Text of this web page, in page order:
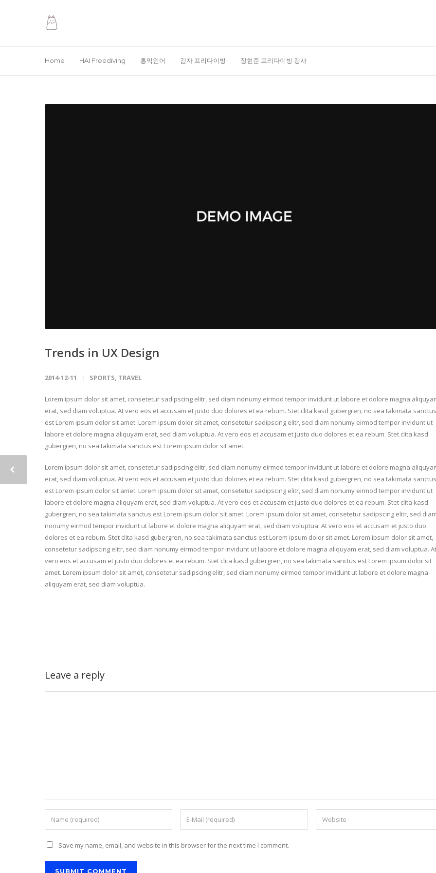
Home HAI Freediving 홍익인어 감자 프리다이빙 장현준 프리다이빙 강사
Trends in UX Design
2014-12-11 SPORTS, TRAVEL
Lorem ipsum dolor sit amet, consetetur sadipscing elitr, sed diam nonumy eirmod tempor invidunt ut labore et dolore magna
erat, sed diam voluptua. At vero eos et accusam et justo duo dolores et ea rebum. Stet clita kasd gubergren, no sea takimata sanctus
est Lorem ipsum dolor sit amet. Lorem ipsum dolor sit amet, consetetur sadipscing elitr, sed diam nonumy eirmod tempor invidunt ut
labore et dolore magna aliquyam erat, sed diam voluptua. At vero eos et accusam et justo duo dolores et ea rebum. Stet clita kasd
gubergren, no sea takimata sanctus est Lorem ipsum dolor sit amet.
Lorem ipsum dolor sit amet, consetetur sadipscing elitr, sed diam nonumy eirmod tempor invidunt ut labore et dolore magna
erat, sed diam voluptua. At vero eos et accusam et justo duo dolores et ea rebum. Stet clita kasd gubergren, no sea takimata sanctus
est Lorem ipsum dolor sit amet. Lorem ipsum dolor sit amet, consetetur sadipscing elitr, sed diam nonumy eirmod tempor invidunt ut
labore et dolore magna aliquyam erat, sed diam voluptua. At vero eos et accusam et justo duo dolores et ea rebum. Stet clita kasd
gubergren, no sea takimata sanctus est Lorem ipsum dolor sit amet. Lorem ipsum dolor sit amet, consetetur sadipscing elitr, sed diam
nonumy eirmod tempor invidunt ut labore et dolore magna aliquyam erat, sed diam voluptua. At vero eos et accusam et justo duo
dolores et ea rebum. Stet clita kasd gubergren, no sea takimata sanctus est Lorem ipsum dolor sit amet. Lorem ipsum dolor sit amet,
consetetur sadipscing elitr, sed diam nonumy eirmod tempor invidunt ut labore et dolore magna aliquyam erat, sed diam voluptua. At
vero eos et accusam et justo duo dolores et ea rebum. Stet clita kasd gubergren, no sea takimata sanctus est Lorem ipsum dolor sit
amet. Lorem ipsum dolor sit amet, consetetur sadipscing elitr, sed diam nonumy eirmod tempor invidunt ut labore et dolore magna
aliquyam erat, sed diam voluptua.
Leave a reply
Save my name, email, and website in this browser for the next time I comment.